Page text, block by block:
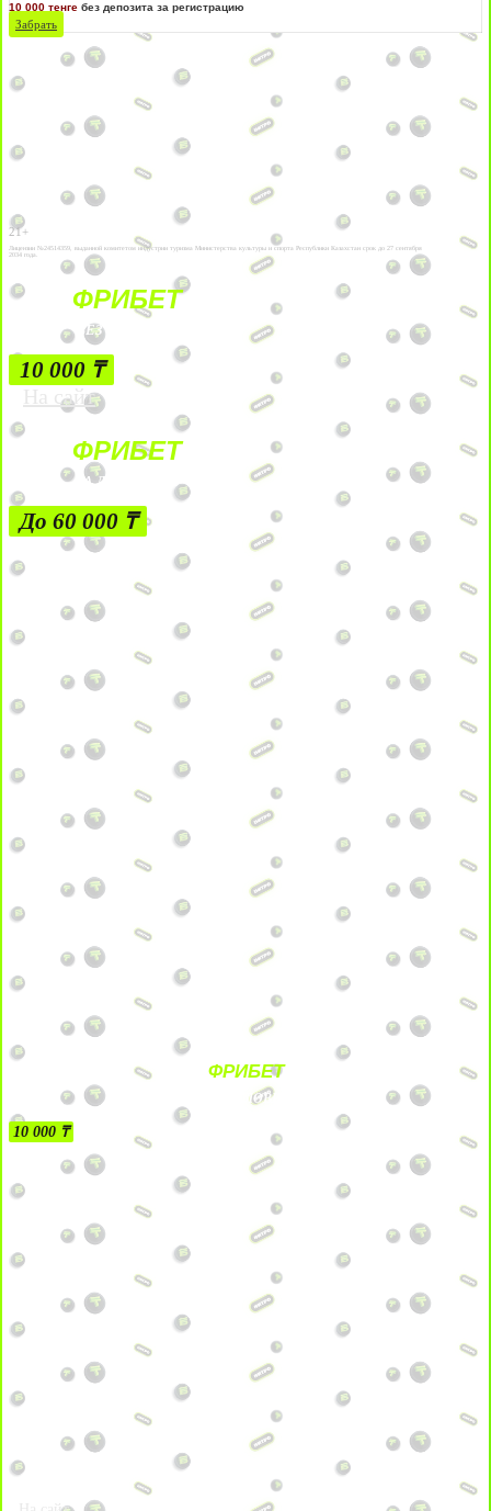
10 000 тенге без депозита за регистрацию
Забрать
21+
Лицензии №24514359, выданной комитетом индустрии туризма Министерства культуры и спорта Республики Казахстан срок до 27 сентября
2034 года.
ФРИБЕТ
БЕЗ УСЛОВИЙ
10 000 ₸
На сайт
ФРИБЕТ
ЗА ДЕПОЗИТЫ
До 60 000 ₸
ФРИБЕТ
БЕЗ УСЛОВИЙ
10 000 ₸